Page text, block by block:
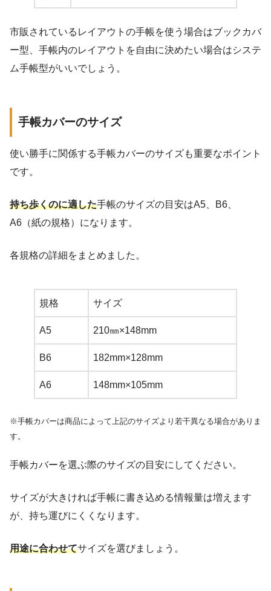
市販されているレイアウトの手帳を使う場合はブックカバ
ー型、手帳内のレイアウトを自由に決めたい場合はシステ
ム手帳型がいいでしょう。
手帳カバーのサイズ
使い勝手に関係する手帳カバーのサイズも重要なポイント
です。
持ち歩くのに適した手帳のサイズの目安はA5、B6、
A6（紙の規格）になります。
各規格の詳細をまとめました。
規格 サイズ
A5 210㎜×148mm
B6 182mm×128mm
A6 148mm×105mm
※手帳カバーは商品によって上記のサイズより若干異なる場合がありま
す。
手帳カバーを選ぶ際のサイズの目安にしてください。
サイズが大きければ手帳に書き込める情報量は増えます
が、持ち運びにくくなります。
用途に合わせてサイズを選びましょう。